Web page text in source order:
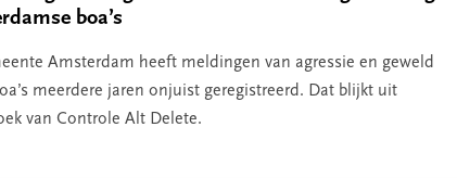
boa’s
Amsterdam heeft meldingen van agressie en geweld
meerdere jaren onjuist geregistreerd. Dat blijkt uit
van Controle Alt Delete.